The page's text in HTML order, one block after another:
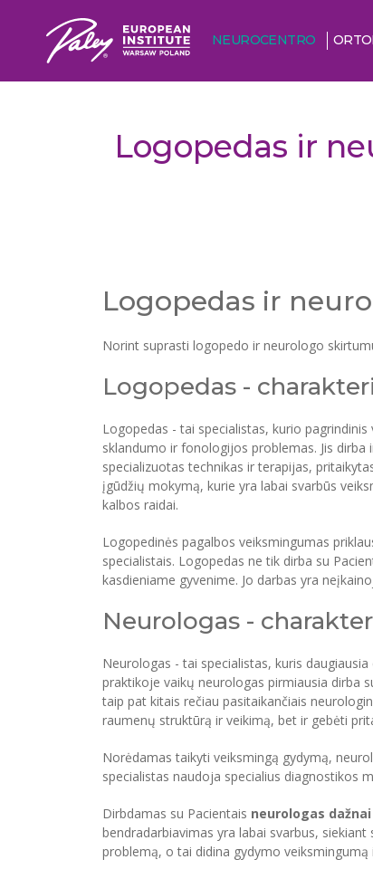
NEUROCENTRO
Logopedas ir
Logopedas ir
Norint suprasti logopedo ir neurologo
Logopedas -
Logopedas - tai specialistas, kurio pagrindinis
sklandumo ir fonologijos problemas. Jis
specializuotas technikas ir terapijas,
įgūdžių mokymą, kurie yra labai svarbūs
kalbos raidai.
Logopedinės pagalbos veiksmingumas
specialistais. Logopedas ne tik dirba su
kasdieniame gyvenime. Jo darbas yra
Neurologas -
Neurologas - tai specialistas, kuris daugiausia
praktikoje vaikų neurologas pirmiausia dirba
taip pat kitais rečiau pasitaikančiais
raumenų struktūrą ir veikimą, bet ir gebėti
Norėdamas taikyti veiksmingą gydymą,
specialistas naudoja specialius diagnostikos
Dirbdamas su Pacientais neurologas
bendradarbiavimas yra labai svarbus,
problemą, o tai didina gydymo